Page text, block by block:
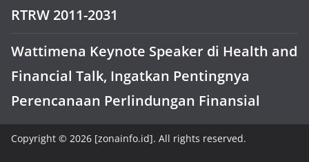
RTRW 2011-2031
Wattimena Keynote Speaker di Health and
Financial Talk, Ingatkan Pentingnya
Perencanaan Perlindungan Finansial
Copyright © 2026 [zonainfo.id]. All rights reserved.